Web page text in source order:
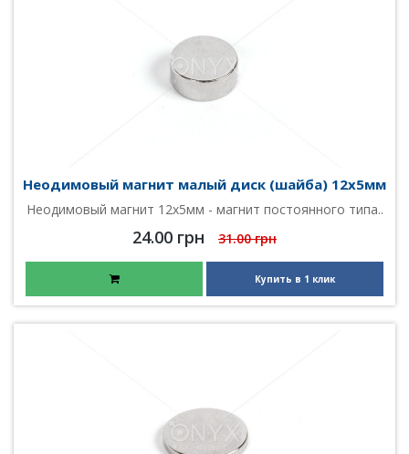
Неодимовый магнит малый диск (шайба) 12х5мм
Неодимовый магнит 12х5мм - магнит постоянного типа..
24.00 грн 31.00 грн
Купить в 1 клик